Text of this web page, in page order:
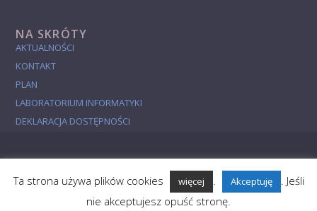
NA SKRÓTY
AKTUALNOŚCI
KONTAKT
PLAN
LABORATORIUM INFORMATYKI
DEKLARACJA DOSTĘPNOŚCI
Aktualności Studia Badania Popularyzacja
O Wydziale
Studies in English
Ta strona używa plików cookies więcej Akceptuję
. Jeśli
nie akceptujesz opuść stronę.